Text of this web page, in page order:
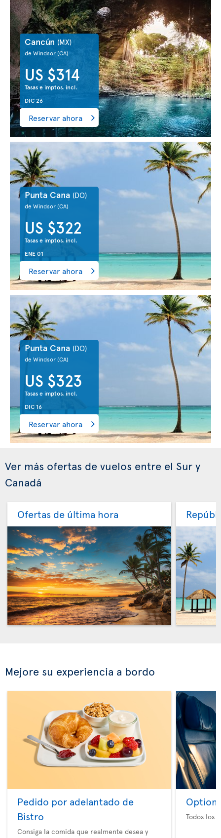
Cancún (MX)
de Windsor(CA)
US $314
Tasas e imptos. incl.
DIC 26
Reservar ahora
Punta Cana (DO)
de Windsor(CA)
US $322
Tasas e imptos. incl.
ENE 01
Reservar ahora
Punta Cana (DO)
de Windsor(CA)
US $323
Tasas e imptos. incl.
DIC 16
Reservar ahora
Ver más ofertas de vuelos entre el Sur y
Canadá
Ofertas de última hora
Mejore su experiencia a bordo
Pedido por adelantado de
Bistro
Consiga la comida que realmente desea y
Option
Todos los